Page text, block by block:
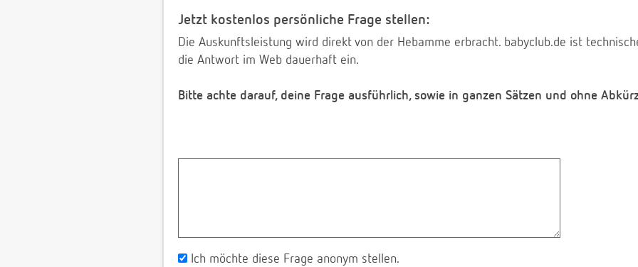
Jetzt kostenlos persönliche Frage stellen:
Die Auskunftsleistung wird direkt von der Hebamme erbracht. babyclub.de ist
die Antwort im Web dauerhaft ein.
Bitte achte darauf, deine Frage ausführlich, sowie in ganzen Sätzen und ohne
Ich möchte diese Frage anonym stellen.